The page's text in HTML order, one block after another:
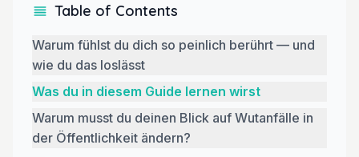
Table of Contents
Warum fühlst du dich so peinlich berührt — und
wie du das loslässt
Was du in diesem Guide lernen wirst
Warum musst du deinen Blick auf Wutanfälle in
der Öffentlichkeit ändern?